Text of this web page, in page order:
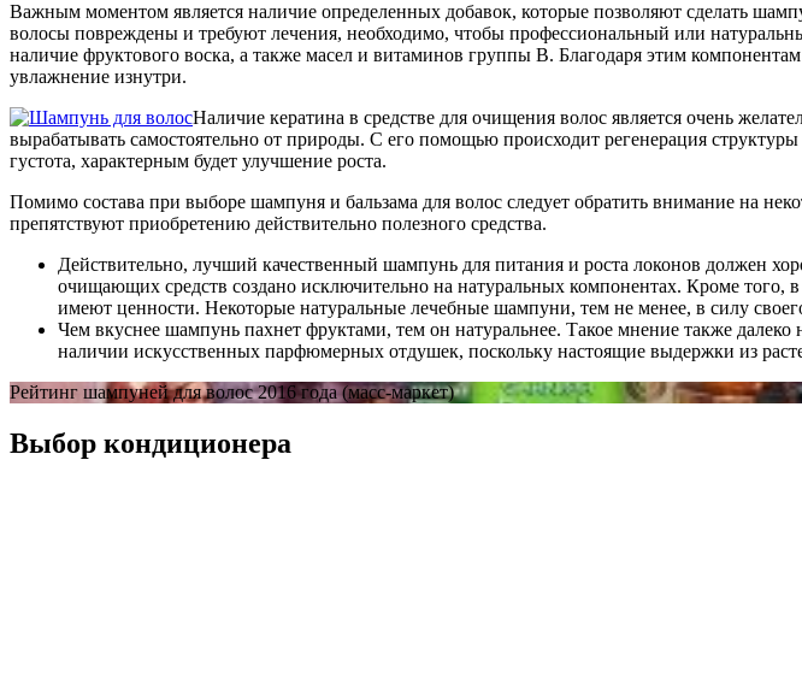
Важным моментом является наличие определенных добавок, которые позволяют сделать
волосы повреждены и требуют лечения, необходимо, чтобы профессиональный или
наличие фруктового воска, а также масел и витаминов группы В. Благодаря этим
увлажнение изнутри.
Наличие кератина в средстве для очищения волос является очень
вырабатывать самостоятельно от природы. С его помощью происходит регенерация
густота, характерным будет улучшение роста.
Помимо состава при выборе шампуня и бальзама для волос следует обратить внимание на
препятствуют приобретению действительно полезного средства.
Действительно, лучший качественный шампунь для питания и роста локонов должен
очищающих средств создано исключительно на натуральных компонентах. Кроме того,
имеют ценности. Некоторые натуральные лечебные шампуни, тем не менее, в силу
Чем вкуснее шампунь пахнет фруктами, тем он натуральнее. Такое мнение также далеко
наличии искусственных парфюмерных отдушек, поскольку настоящие выдержки из
Рейтинг шампуней для волос 2016 года (масс-маркет)
Выбор кондиционера